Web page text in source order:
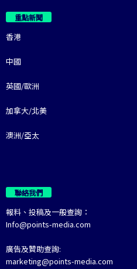
重點新聞
香港
中國
英國/歐洲
加拿大/北美
澳洲/亞太
聯絡我們
報料、投稿及一般查詢：
Info@points-media.com
廣告及贊助查詢:
marketing@points-media.com